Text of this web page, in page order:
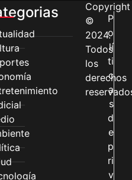
A
EN
EN
Copyright
©
2024.
Todos
los
derechos
P
o
lí
ti
c
a
s
d
e
p
ri
v